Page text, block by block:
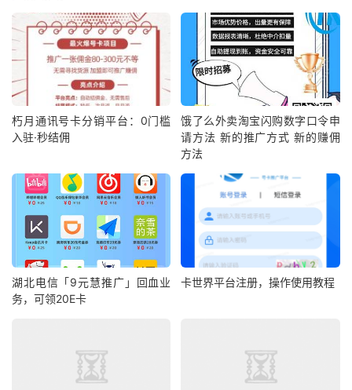
朽月通讯号卡分销平台：0门槛
入驻·秒结佣
饿了么外卖淘宝闪购数字口令申
请方法 新的推广方式 新的赚佣
方法
湖北电信「9元慧推广」回血业
务，可领20E卡
卡世界平台注册，操作使用教程